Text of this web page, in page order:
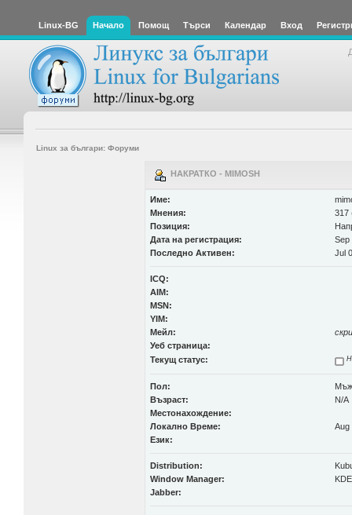
Linux-BG Начало Помощ Търси Календар Вход
Linux за българи: Форуми
НАКРАТКО - MIMOSH
Име:
Мнения:
317
Позиция:
Дата на регистрация:
Sep
Последно Активен:
Jul
ICQ:
AIM:
MSN:
YIM:
Мейл:
Уеб страница:
Текущ статус:
Пол:
Мъж
Възраст:
N/A
Местонахождение:
Локално Време:
Aug
Език:
Distribution:
Window Manager:
KDE
Jabber: